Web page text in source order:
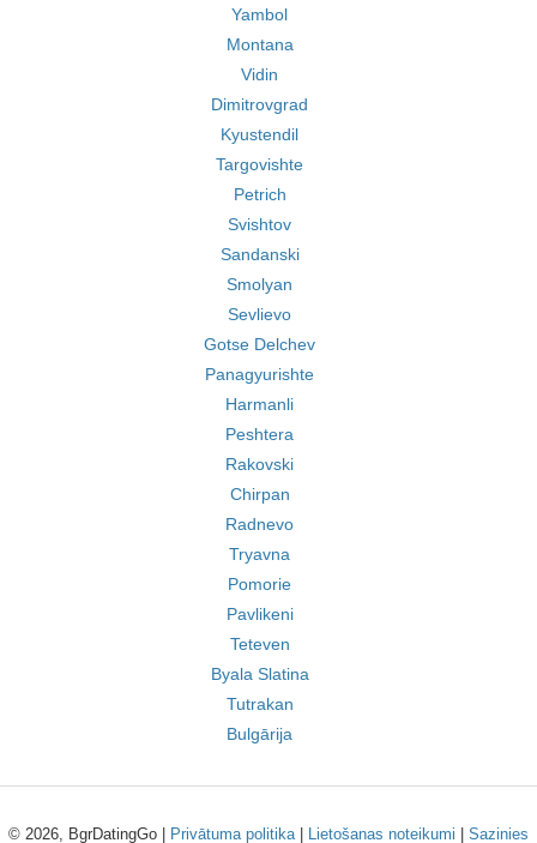
Yambol
Montana
Vidin
Dimitrovgrad
Kyustendil
Targovishte
Petrich
Svishtov
Sandanski
Smolyan
Sevlievo
Gotse Delchev
Panagyurishte
Harmanli
Peshtera
Rakovski
Chirpan
Radnevo
Tryavna
Pomorie
Pavlikeni
Teteven
Byala Slatina
Tutrakan
Bulgārija
© 2026, BgrDatingGo | Privātuma politika| Lietošanas noteikumi Sazinies